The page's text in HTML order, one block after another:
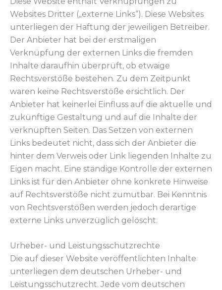
Websites Dritter („externe Links“). Diese Websites
unterliegen der Haftung der jeweiligen Betreiber.
Der Anbieter hat bei der erstmaligen
Verknüpfung der externen Links die fremden
Inhalte daraufhin überprüft, ob etwaige
Rechtsverstöße bestehen. Zu dem Zeitpunkt
waren keine Rechtsverstöße ersichtlich. Der
Anbieter hat keinerlei Einfluss auf die aktuelle und
zukünftige Gestaltung und auf die Inhalte der
verknüpften Seiten. Das Setzen von externen
Links bedeutet nicht, dass sich der Anbieter die
hinter dem Verweis oder Link liegenden Inhalte zu
Eigen macht. Eine ständige Kontrolle der externen
Links ist für den Anbieter ohne konkrete Hinweise
auf Rechtsverstöße nicht zumutbar. Bei Kenntnis
von Rechtsverstößen werden jedoch derartige
externe Links unverzüglich gelöscht.
Urheber- und Leistungsschutzrechte
Die auf dieser Website veröffentlichten Inhalte
unterliegen dem deutschen Urheber- und
Leistungsschutzrecht. Jede vom deutschen